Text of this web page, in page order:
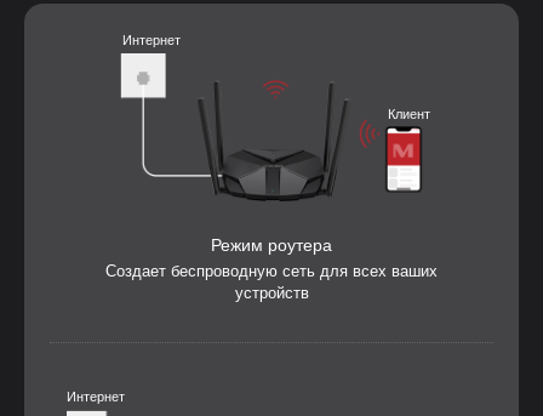
Интернет
Клиент
Режим роутера
Создает беспроводную сеть для всех ваших
устройств
Интернет